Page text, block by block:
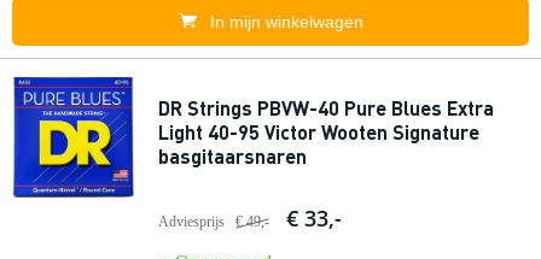
In mijn winkelwagen
DR Strings PBVW-40 Pure Blues Extra
Light 40-95 Victor Wooten Signature
basgitaarsnaren
Adviesprijs € 49,- € 33,-